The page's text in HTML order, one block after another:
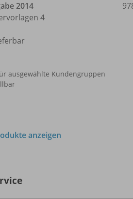
2014
4
ausgewählte Kundengruppen
anzeigen